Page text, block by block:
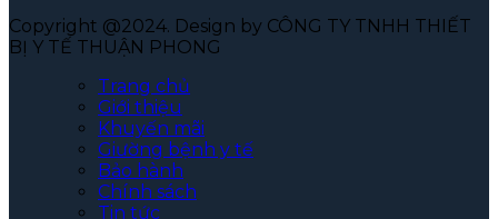
Copyright @2024. Design by CÔNG TY TNHH THIẾT
BỊ Y TẾ THUẬN PHONG
Trang chủ
Giới thiệu
Khuyến mãi
Giường bệnh y tế
Bảo hành
Chính sách
Tin tức